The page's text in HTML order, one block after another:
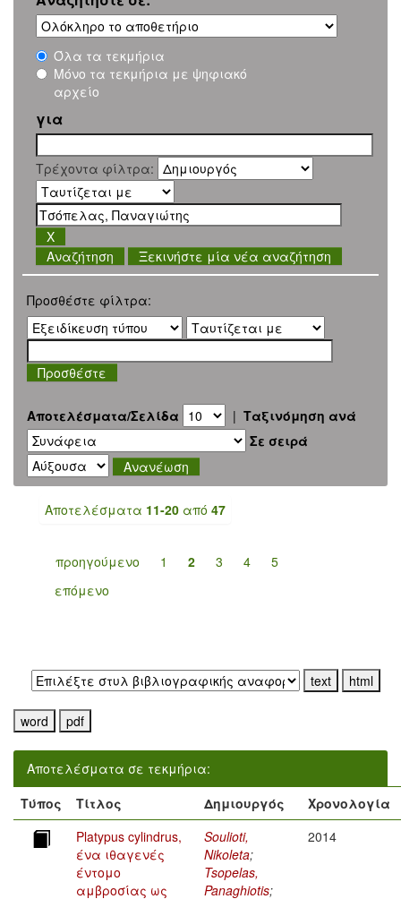
Όλα τα τεκμήρια
Μόνο τα τεκμήρια με ψηφιακό
αρχείο
για
Τρέχοντα φίλτρα:
Ξεκινήστε μία νέα αναζήτηση
Προσθέστε φίλτρα:
Αποτελέσματα/Σελίδα | Ταξινόμηση ανά
Σε σειρά
Αποτελέσματα 11-20 από 47
προηγούμενο 1 2 3 4
5
επόμενο
Αποτελέσματα σε τεκμήρια:
Τύπος
Τίτλος Δημιουργός
Χρονολογία
Platypus cylindrus,
ένα ιθαγενές
έντομο
αμβροσίας ως
Soulioti,
Nikoleta;
Tsopelas,
Panaghiotis;
2014